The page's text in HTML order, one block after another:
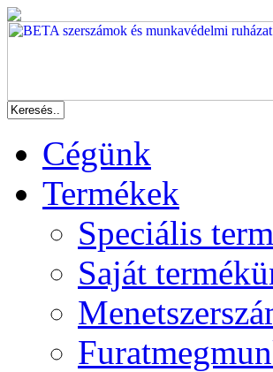
Cégünk
Termékek
Speciális
Saját